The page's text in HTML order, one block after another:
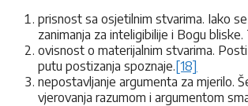
prisnost sa osjetilnim stvarima. Iako
zanimanja za inteligibilije i Bogu
ovisnost o materijalnim stvarima.
putu postizanja spoznaje.[18]
nepostavljanje argumenta za mjerilo.
vjerovanja razumom i argumentom